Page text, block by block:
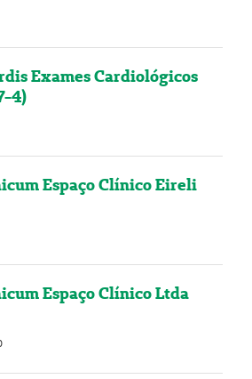
Exames Cardiológicos
4)
Espaço Clínico Eireli
Espaço Clínico Ltda